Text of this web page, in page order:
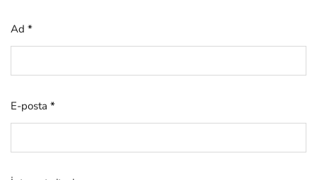
Ad *
E-posta *